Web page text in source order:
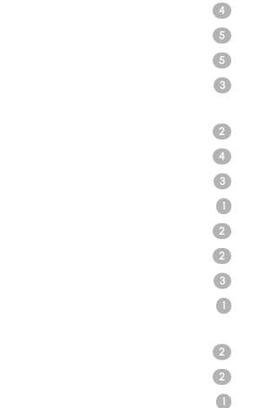
4
5
5
3
2
4
3
1
2
2
3
1
2
2
1